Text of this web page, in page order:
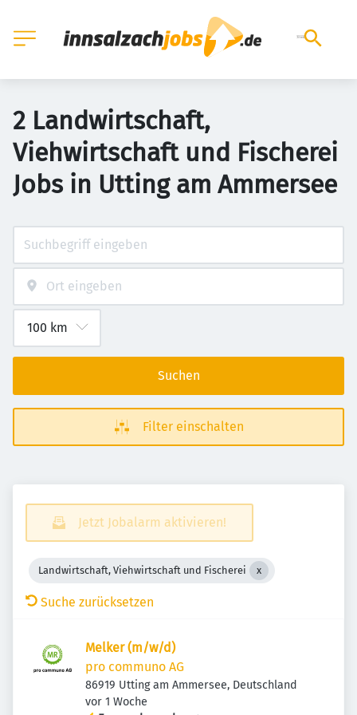
2 Landwirtschaft,
Viehwirtschaft und Fischerei
Jobs in Utting am Ammersee
Suchen
Filter einschalten
Jetzt Jobalarm aktivieren!
Landwirtschaft, Viehwirtschaft und Fischerei
Suche zurücksetzen
Melker (m/w/d)
pro communo AG
86919 Utting am Ammersee, Deutschland
Veröffentlicht
vor 1 Woche